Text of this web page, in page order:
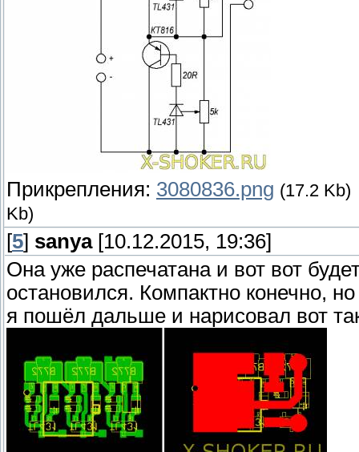
Прикрепления: 3080836.png (17.2 Kb)
Kb)
[5] sanya[10.12.2015, 19:36]
Она уже распечатана и вот вот
остановился. Компактно конечно,
я пошёл дальше и нарисовал вот